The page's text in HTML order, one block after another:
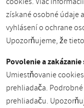
získané osobné údaje
vyhlásení o ochrane
Upozorňujeme, že
Povolenie a
Umiestňovanie
prehliadača.
prehliadaču.